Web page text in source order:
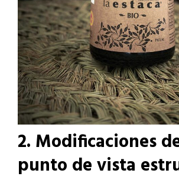
2. Modificaciones
punto de vista